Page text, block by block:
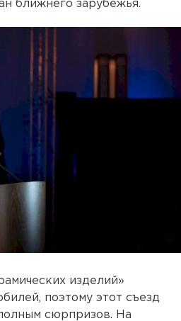
ближнего зарубежья.
изделий»
поэтому этот съезд
сюрпризов. На